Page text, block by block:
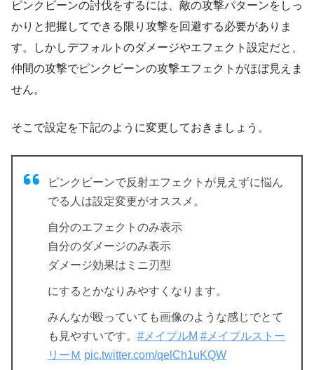
ピンクビーンの討伐をするには、敵の攻撃パターンをしっ
かりと把握してできる限り攻撃を回避する必要がありま
す。しかしデフォルトのダメージやエフェクト設定だと、
仲間の攻撃でピンクビーンの攻撃エフェクトがほぼ見えま
せん。
そこで設定を下記のように変更しておきましょう。
ピンクビーンで反射エフェクトが見えずに悩ん
でる人は設定変更がオススメ。
自分のエフェクトのみ表示
自分のダメージのみ表示
ダメージ効果はミニ刃型
にするとかなりみやすくなります。
みんなが殴っていても画像のような感じでとて
も見やすいです。 #メイプルM #メイプルストー
リーＭ pic.twitter.com/qelCh1uKQW